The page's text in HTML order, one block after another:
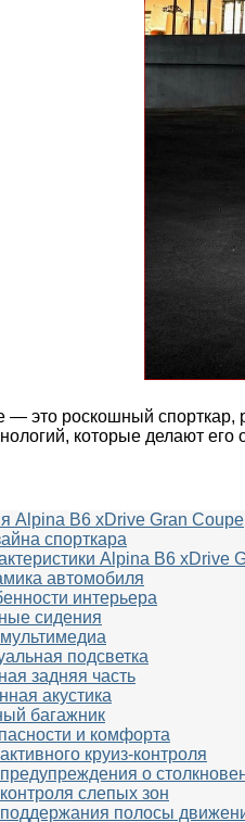
это роскошный спорткар,
которые делают
Alpina B6 xDrive Gran Coupe
спорткара
Alpina B6 xDrive
автомобиля
интерьера
сидения
подсветка
задняя часть
акустика
багажник
и комфорта
круиз-контроля
о
слепых зон
полосы